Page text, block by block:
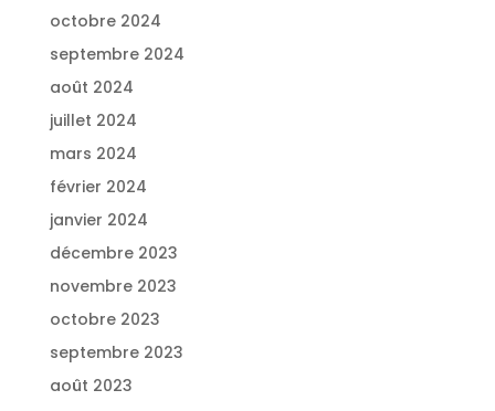
octobre 2024
septembre 2024
août 2024
juillet 2024
mars 2024
février 2024
janvier 2024
décembre 2023
novembre 2023
octobre 2023
septembre 2023
août 2023